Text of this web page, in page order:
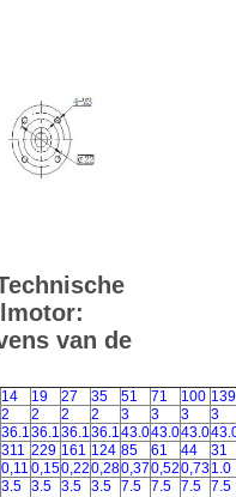
van de
14 19 27 35 51 71 100 139
2 2 2 2 3 3 3
3
36.136.136.136.143.043.043.0
311 229 161 124 85 61 44
31
0,11 0,150,220,280,370,520,731.0
3.5 3.5 3.5 3.5 7.5 7.5 7.5 7.5